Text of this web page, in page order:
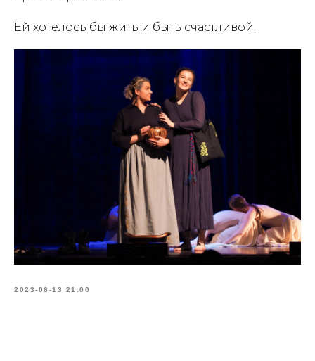
Ей хотелось бы жить и быть счастливой.
2023-06-13 21:00